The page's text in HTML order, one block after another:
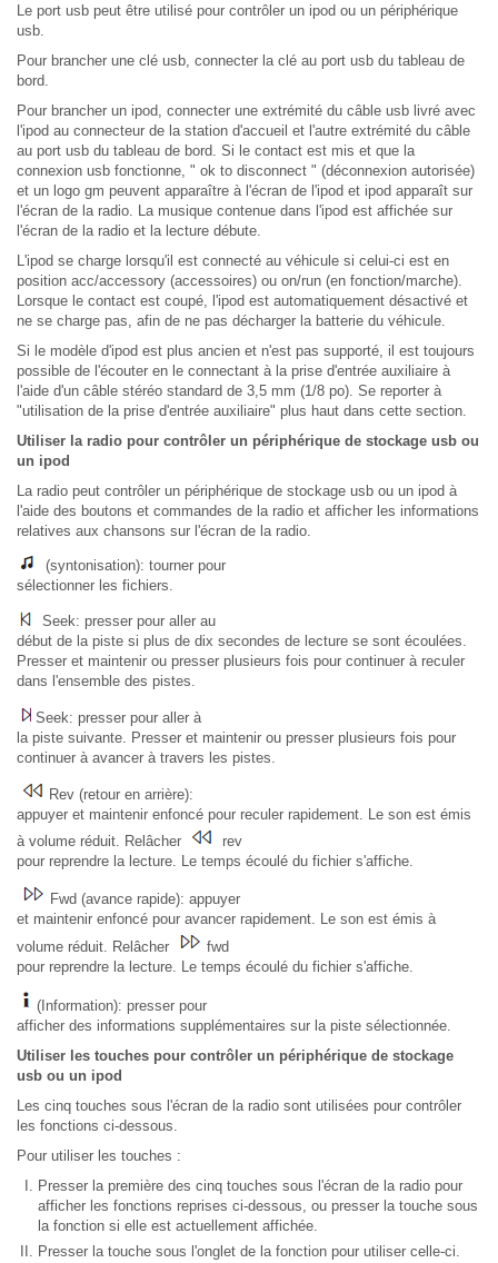
Le port usb peut être utilisé pour contrôler un ipod ou un périphérique
usb.
Pour brancher une clé usb, connecter la clé au port usb du tableau de
bord.
Pour brancher un ipod, connecter une extrémité du câble usb livré avec
l'ipod au connecteur de la station d'accueil et l'autre extrémité du câble
au port usb du tableau de bord. Si le contact est mis et que la
connexion usb fonctionne, " ok to disconnect " (déconnexion autorisée)
et un logo gm peuvent apparaître à l'écran de l'ipod et ipod apparaît sur
l'écran de la radio. La musique contenue dans l'ipod est affichée sur
l'écran de la radio et la lecture débute.
L'ipod se charge lorsqu'il est connecté au véhicule si celui-ci est en
position acc/accessory (accessoires) ou on/run (en fonction/marche).
Lorsque le contact est coupé, l'ipod est automatiquement désactivé et
ne se charge pas, afin de ne pas décharger la batterie du véhicule.
Si le modèle d'ipod est plus ancien et n'est pas supporté, il est toujours
possible de l'écouter en le connectant à la prise d'entrée auxiliaire à
l'aide d'un câble stéréo standard de 3,5 mm (1/8 po). Se reporter à
"utilisation de la prise d'entrée auxiliaire" plus haut dans cette section.
Utiliser la radio pour contrôler un périphérique de stockage usb ou
un ipod
La radio peut contrôler un périphérique de stockage usb ou un ipod à
l'aide des boutons et commandes de la radio et afficher les informations
relatives aux chansons sur l'écran de la radio.
(syntonisation): tourner pour
sélectionner les fichiers.
Seek: presser pour aller au
début de la piste si plus de dix secondes de lecture se sont écoulées.
Presser et maintenir ou presser plusieurs fois pour continuer à reculer
dans l'ensemble des pistes.
Seek: presser pour aller à
la piste suivante. Presser et maintenir ou presser plusieurs fois pour
continuer à avancer à travers les pistes.
Rev (retour en arrière):
appuyer et maintenir enfoncé pour reculer rapidement. Le son est émis
à volume réduit. Relâcher
rev
pour reprendre la lecture. Le temps écoulé du fichier s'affiche.
Fwd (avance rapide): appuyer
et maintenir enfoncé pour avancer rapidement. Le son est émis à
volume réduit. Relâcher
fwd
pour reprendre la lecture. Le temps écoulé du fichier s'affiche.
(Information): presser pour
afficher des informations supplémentaires sur la piste sélectionnée.
Utiliser les touches pour contrôler un périphérique de stockage
usb ou un ipod
Les cinq touches sous l'écran de la radio sont utilisées pour contrôler
les fonctions ci-dessous.
Pour utiliser les touches :
Presser la première des cinq touches sous l'écran de la radio pour
afficher les fonctions reprises ci-dessous, ou presser la touche sous
la fonction si elle est actuellement affichée.
Presser la touche sous l'onglet de la fonction pour utiliser celle-ci.